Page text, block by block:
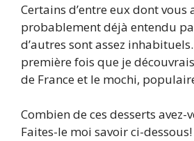
Certains d’entre eux dont vous
probablement déjà entendu
d’autres sont assez
première fois que je
de France et le mochi,
Combien de ces desserts avez-
Faites-le moi savoir ci-dessous!